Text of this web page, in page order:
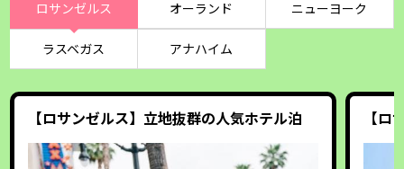
ロサンゼルス オーランド ニューヨーク
ラスベガス アナハイム
【ロサンゼルス】立地抜群の人気ホテル泊 【ロ